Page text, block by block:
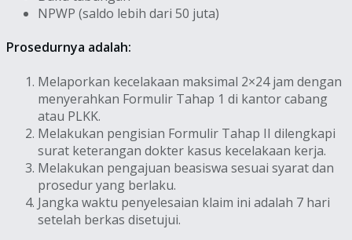
NPWP (saldo lebih dari 50 juta)
Prosedurnya adalah:
Melaporkan kecelakaan maksimal 2×24 jam dengan
menyerahkan Formulir Tahap 1 di kantor cabang
atau PLKK.
Melakukan pengisian Formulir Tahap II dilengkapi
surat keterangan dokter kasus kecelakaan kerja.
Melakukan pengajuan beasiswa sesuai syarat dan
prosedur yang berlaku.
Jangka waktu penyelesaian klaim ini adalah 7 hari
setelah berkas disetujui.